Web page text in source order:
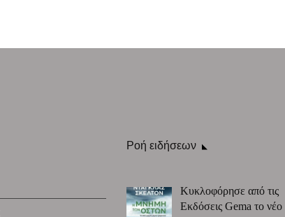
Ροή ειδήσεων
Κυκλοφόρησε από τις
Εκδόσεις Gema το νέο